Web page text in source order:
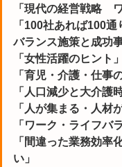
「現代の経営戦略
「100社あれば100
バランス施策と成功
「女性活躍のヒント」
「育児・介護・仕事
「人口減少と大介護
「人が集まる・人材
「ワーク・ライフバ
「間違った業務効率
い」